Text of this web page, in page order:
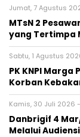
Jumat, 7 Agustus
MTsN 2
yang Tertimpa
Sabtu, 1 Agustus
PK KNPI
Korban
Kamis, 30 Juli 2026 -
Danbrigif 4
Melalui